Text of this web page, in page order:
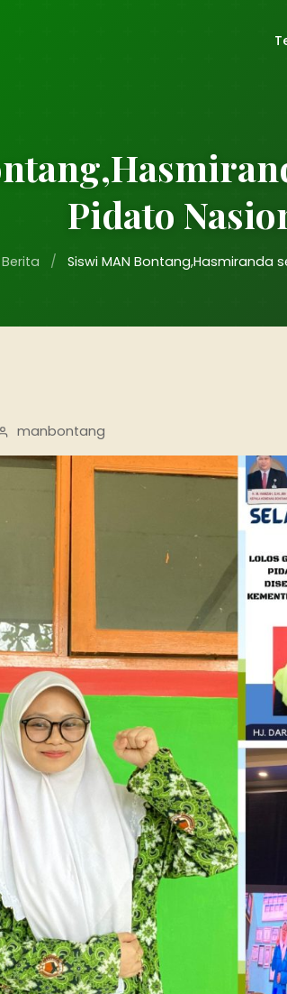
Pidato
Berita / Siswi MAN Bontang,Hasmiranda
manbontang